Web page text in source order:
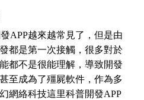
APP越來越常見了，但是由
都是第一次接觸，很多對於
都不是很能理解，導致開發
至成為了殭屍軟件，作為多
網絡科技這里科普開發APP